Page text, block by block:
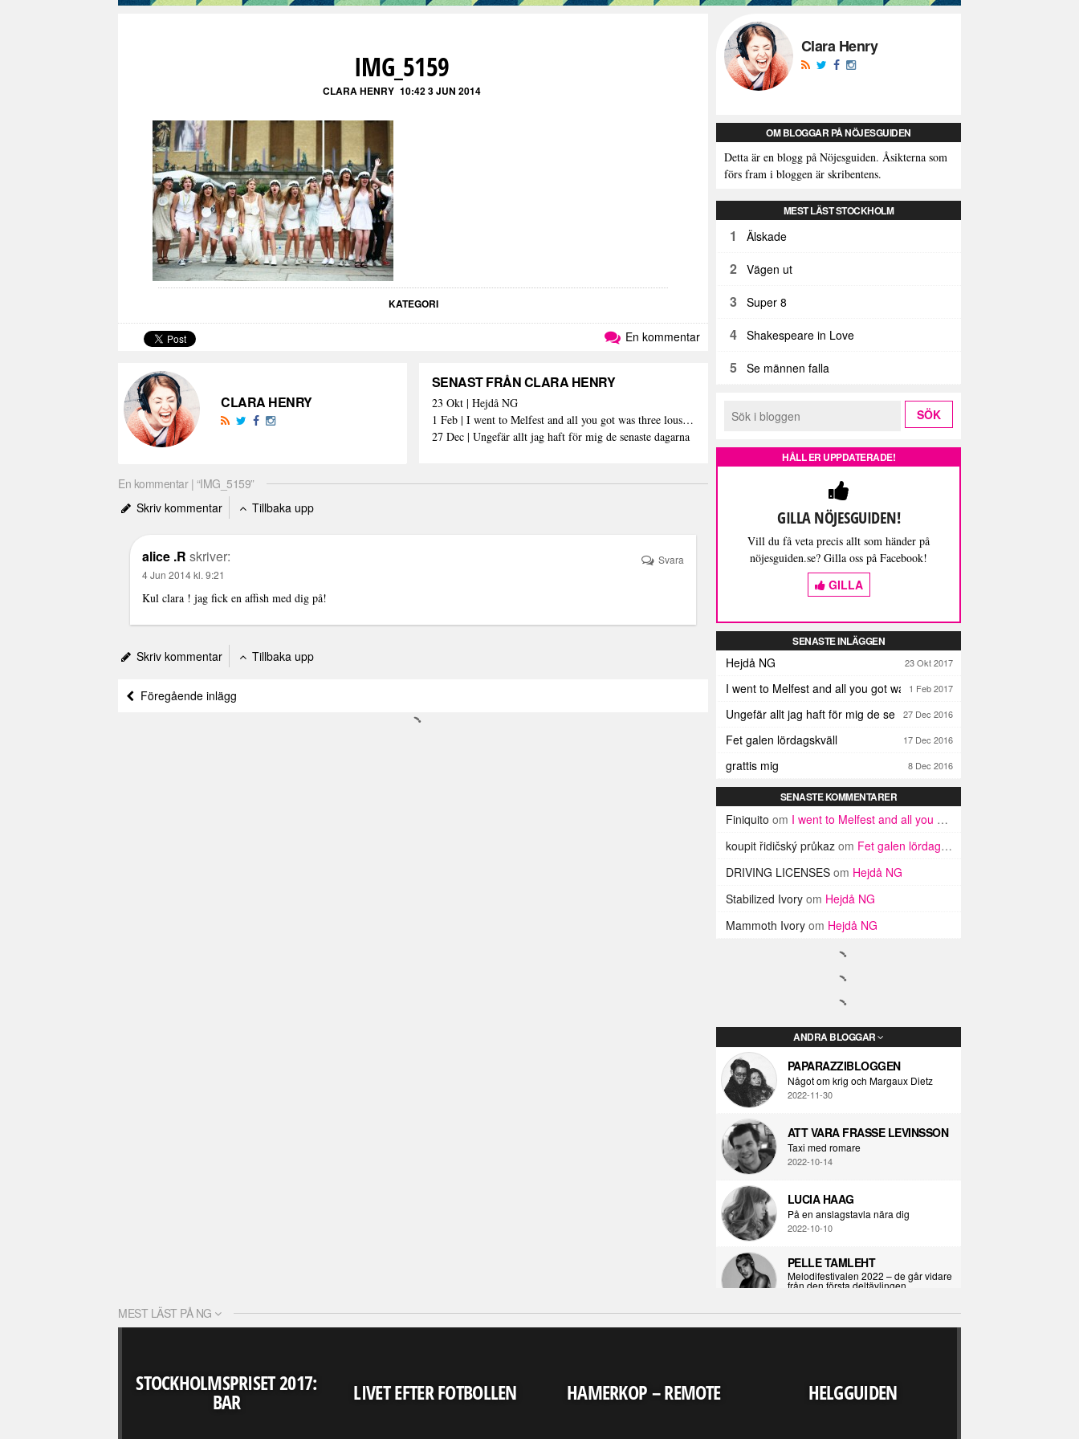
IMG_5159
CLARA HENRY 10:42 3 JUN 2014
KATEGORI
En kommentar
CLARA HENRY
SENAST FRÅN CLARA HENRY
23 Okt | Hejdå NG
1 Feb | I went to Melfest and all you got was three lousy selfies
27 Dec | Ungefär allt jag haft för mig de senaste dagarna
En kommentar | “IMG_5159”
Skriv kommentar
Tillbaka upp
alice .R skriver:
4 Jun 2014 kl. 9:21
Kul clara ! jag fick en affish med dig på!
Svara
Skriv kommentar Tillbaka upp
Föregående inlägg
Clara Henry
OM BLOGGAR PÅ NÖJESGUIDEN
Detta är en blogg på Nöjesguiden. Åsikterna som
förs fram i bloggen är skribentens.
MEST LÄST STOCKHOLM
1 Älskade
2 Vägen ut
3 Super 8
4 Shakespeare in Love
5 Se männen falla
HÅLL ER UPPDATERADE!
GILLA NÖJESGUIDEN!
Vill du få veta precis allt som händer på
nöjesguiden.se? Gilla oss på Facebook!
GILLA
SENASTE INLÄGGEN
Hejdå NG 23 Okt 2017
I went to Melfest and all you got was three lousy selfies
1 Feb 2017
Ungefär allt jag haft för mig de senaste dagarna
27 Dec 2016
Fet galen lördagskväll 17 Dec 2016
grattis mig 8 Dec 2016
SENASTE KOMMENTARER
Finiquito om I went to Melfest and all you got was three lousy selfies
koupit řidičský průkaz om Fet galen lördagskväll
DRIVING LICENSES om Hejdå NG
Stabilized Ivory om Hejdå NG
Mammoth Ivory om Hejdå NG
ANDRA BLOGGAR
PAPARAZZIBLOGGEN
Något om krig och Margaux Dietz
2022-11-30
ATT VARA FRASSE LEVINSSON
Taxi med romare
2022-10-14
LUCIA HAAG
På en anslagstavla nära dig
2022-10-10
PELLE TAMLEHT
Melodifestivalen 2022 – de går vidare
från den första deltävlingen
I KORPENS SKUGGA
ÖPPNA BOKEN
MEST LÄST PÅ NG
STOCKHOLMSPRISET 2017:
BAR LIVET EFTER FOTBOLLEN HAMERKOP – REMOTE HELGGUIDEN